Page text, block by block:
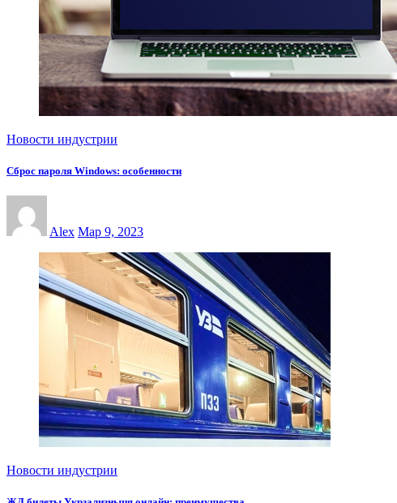
Новости индустрии
Сброс пароля Windows: особенности
Alex Мар 9, 2023
Новости индустрии